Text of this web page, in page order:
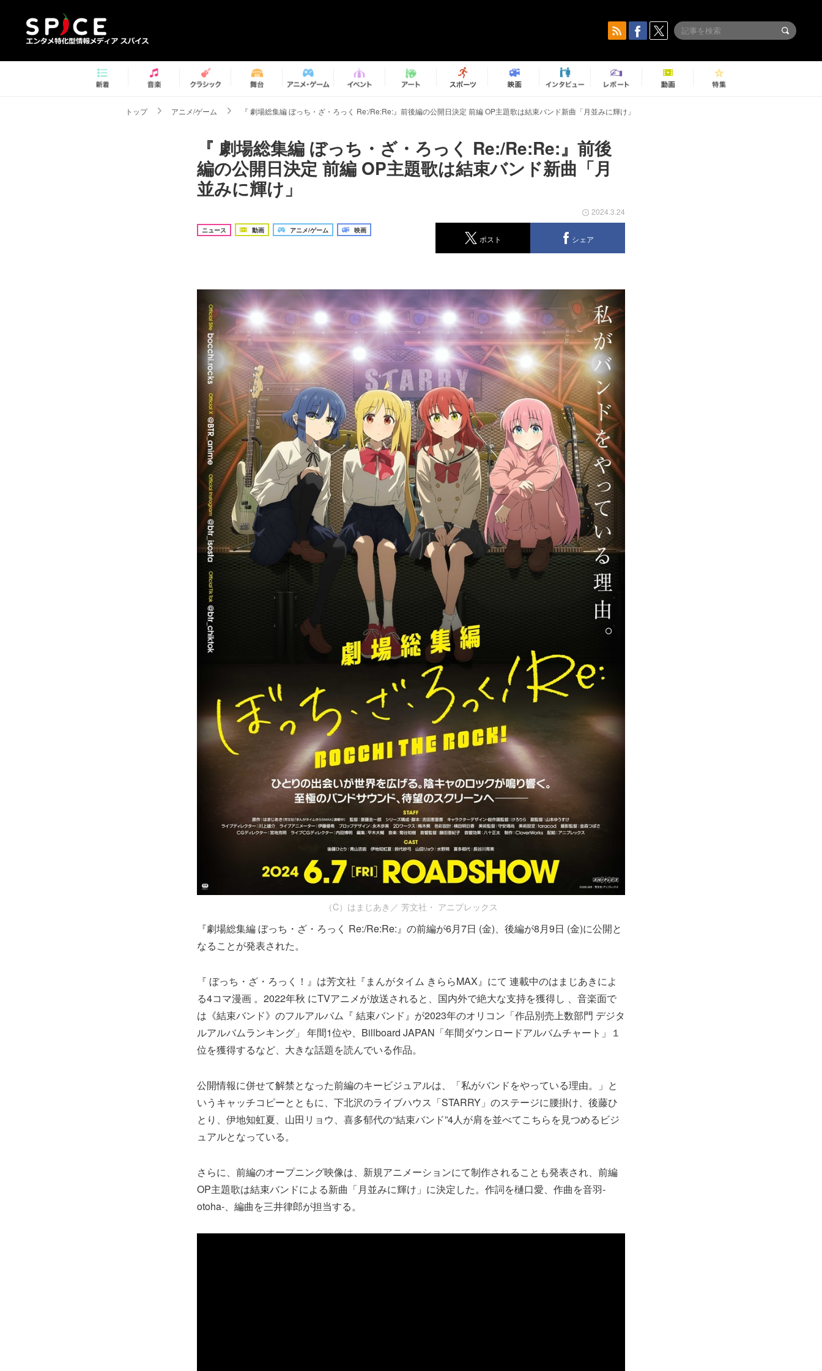
トップ アニメ/ゲーム 『 劇場総集編 ぼっち・ざ・ろっく Re:/Re:Re:』前後編の公開日決定 前編 OP主題歌は結束バンド新曲「月並みに輝け」
『 劇場総集編 ぼっち・ざ・ろっく Re:/Re:Re:』前後
編の公開日決定 前編 OP主題歌は結束バンド新曲「月
並みに輝け」
ニュース 動画 アニメ/ゲーム 映画
2024.3.24
ポスト シェア
（C）はまじあき／ 芳文社・ アニプレックス
『劇場総集編 ぼっち・ざ・ろっく Re:/Re:Re:』の前編が6月7日 (金)、後編が8月9日 (金)に公開と
なることが発表された。
『 ぼっち・ざ・ろっく！』は芳文社『まんがタイム きららMAX』にて 連載中のはまじあきによ
る4コマ漫画 。2022年秋 にTVアニメが放送されると、国内外で絶大な支持を獲得し 、音楽面で
は《結束バンド》のフルアルバム『 結束バンド』が2023年のオリコン「作品別売上数部門 デジタ
ルアルバムランキング」 年間1位や、Billboard JAPAN「年間ダウンロードアルバムチャート」１
位を獲得するなど、大きな話題を読んでいる作品。
公開情報に併せて解禁となった前編のキービジュアルは、「私がバンドをやっている理由。」と
いうキャッチコピーとともに、下北沢のライブハウス「STARRY」のステージに腰掛け、後藤ひ
とり、伊地知虹夏、山田リョウ、喜多郁代の“結束バンド”4人が肩を並べてこちらを見つめるビジ
ュアルとなっている。
さらに、前編のオープニング映像は、新規アニメーションにて制作されることも発表され、前編
OP主題歌は結束バンドによる新曲「月並みに輝け」に決定した。作詞を樋口愛、作曲を音羽-
otoha-、編曲を三井律郎が担当する。